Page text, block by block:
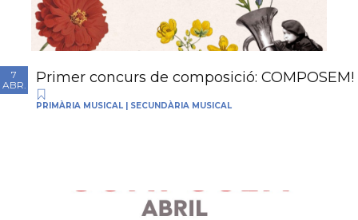
7
ABR.
Primer concurs de composició: COMPOSEM!
PRIMÀRIA MUSICAL | SECUNDÀRIA MUSICAL